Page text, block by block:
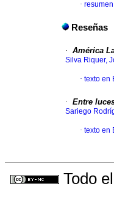
·
Reseñas
· América
Silva Riquer,
· texto en
· Entre
Sariego
· texto en
Todo